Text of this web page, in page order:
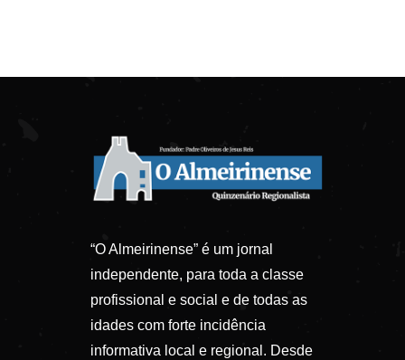
“O Almeirinense” é um jornal
independente, para toda a classe
profissional e social e de todas as
idades com forte incidência
informativa local e regional. Desde